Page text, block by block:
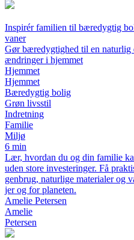
Inspirér familien til bæredygtig
vaner
Gør bæredygtighed til en naturlig
ændringer i hjemmet
Hjemmet
Hjemmet
Bæredygtig bolig
Grøn livsstil
Indretning
Familie
Miljø
6 min
Lær, hvordan du og din familie
uden store investeringer. Få
genbrug, naturlige materialer og
jer og for planeten.
Amelie Petersen
Amelie
Petersen